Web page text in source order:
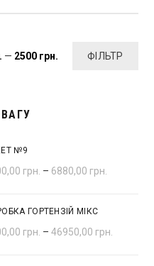
ФІЛЬТР
— 2500 грн.
№9
грн. – 6880,00 грн.
ГОРТЕНЗІЙ МІКС
грн. – 46950,00 грн.